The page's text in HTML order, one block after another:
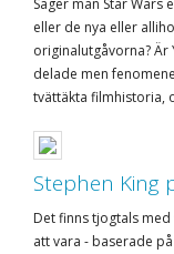
Säger man Star Wars
eller de nya eller
originalutgåvorna? Är
delade men
tvättäkta filmhistoria,
Stephen King
Det finns tjogtals
att vara - baserade